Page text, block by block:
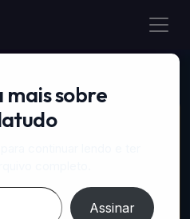
como a IA vai
★4.6.
mais sobre
Assinar